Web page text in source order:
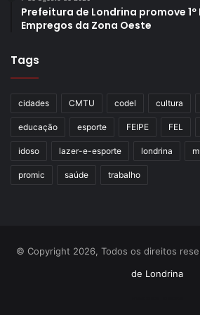
Londrina.
Dia Mundial do Habitat
Instituto de Pesquisa e Planejamento Urbano de
parques lineares
Prefeitura de Londrina promove
Empregos da Zona Oeste
Tags
cidades CMTU codel cultura
educação esporte FEIPE FEL
idoso lazer-e-esporte londrina
promic saúde trabalho
© Copyright 2026, Todos os direitos
de Londrina